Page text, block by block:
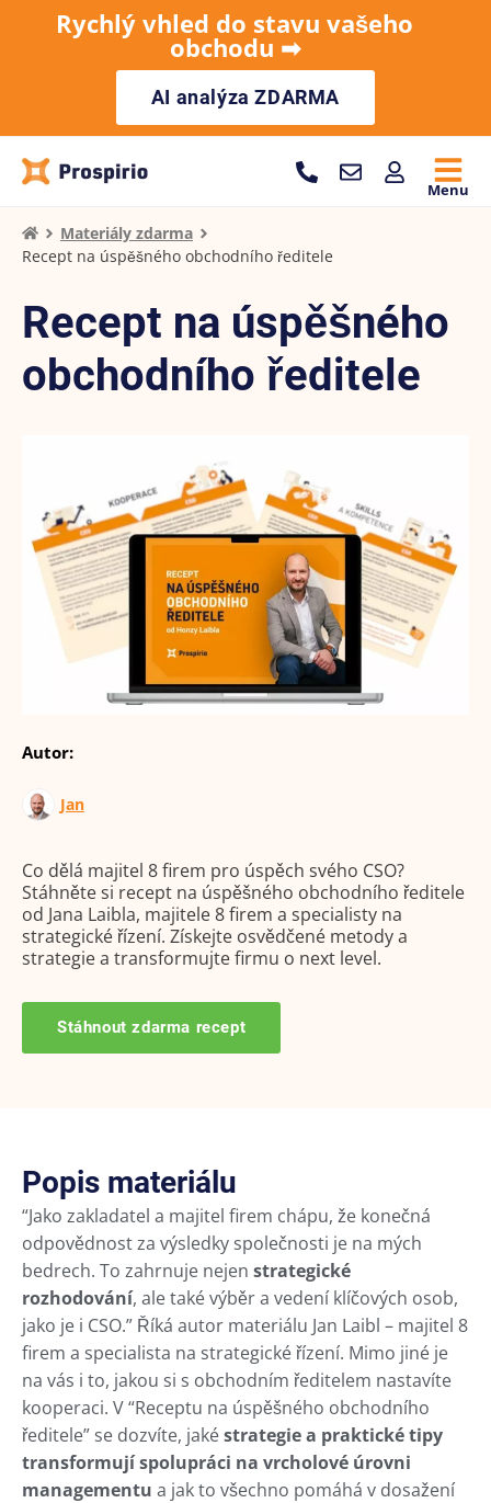
Rychlý vhled do stavu vašeho
obchodu ➡︎
AI analýza ZDARMA
Menu
Materiály zdarma
Recept na úspěšného obchodního ředitele
Recept na úspěšného
obchodního ředitele
Autor:
Jan
Co dělá majitel 8 firem pro úspěch svého CSO?
Stáhněte si recept na úspěšného obchodního ředitele
od Jana Laibla, majitele 8 firem a specialisty na
strategické řízení. Získejte osvědčené metody a
strategie a transformujte firmu o next level.
Stáhnout zdarma recept
Popis materiálu
“Jako zakladatel a majitel firem chápu, že konečná
odpovědnost za výsledky společnosti je na mých
bedrech. To zahrnuje nejen strategické
rozhodování, ale také výběr a vedení klíčových osob,
jako je i CSO.” Říká autor materiálu Jan Laibl – majitel 8
firem a specialista na strategické řízení. Mimo jiné je
na vás i to, jakou si s obchodním ředitelem nastavíte
kooperaci. V “Receptu na úspěšného obchodního
ředitele” se dozvíte, jakéstrategie a praktické tipy
transformují spolupráci na vrcholové úrovni
managementu a jak to všechno pomáhá v dosažení